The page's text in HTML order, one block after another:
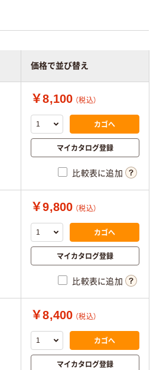
価格で並び替え
￥8,100 （税込）
カゴへ
マイカタログ登録
比較表に追加
￥9,800 （税込）
カゴへ
マイカタログ登録
比較表に追加
￥8,400 （税込）
カゴへ
マイカタログ登録